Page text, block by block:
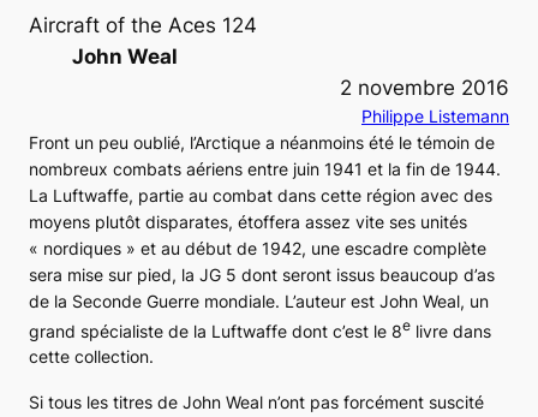
Aircraft of the Aces 124
John Weal
2 novembre 2016
Philippe Listemann
Front un peu oublié, l’Arctique a néanmoins été le témoin de
nombreux combats aériens entre juin 1941 et la fin de 1944.
La Luftwaffe, partie au combat dans cette région avec des
moyens plutôt disparates, étoffera assez vite ses unités
« nordiques » et au début de 1942, une escadre complète
sera mise sur pied, la JG 5 dont seront issus beaucoup d’as
de la Seconde Guerre mondiale. L’auteur est John Weal, un
grand spécialiste de la Luftwaffe dont c’est le 8e livre dans
cette collection.
Si tous les titres de John Weal n’ont pas forcément suscité